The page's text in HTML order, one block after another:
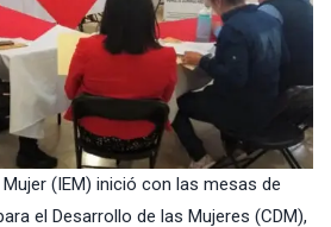
(IEM) inició con las mesas de
el Desarrollo de las Mujeres (CDM),